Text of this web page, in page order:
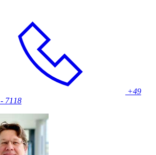
+49
7118